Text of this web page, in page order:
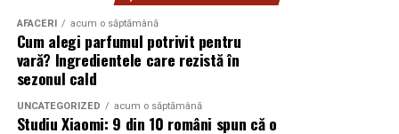
investi în echipamente
eligibile pentru
finanțările UE.”
Andrei-Sorin Baciu , co-fondator
relevante și un punct de plecare mai clar pentru
evaluarea loturilor.
Ce merită observat în prima
săptămână, nu doar în ziua
AFACERI acum o săptămână
Cum alegi parfumul potrivit pentru
vară? Ingredientele care rezistă în
sezonul cald
UNCATEGORIZED acum o săptămână
Studiu Xiaomi: 9 din 10 români spun că o